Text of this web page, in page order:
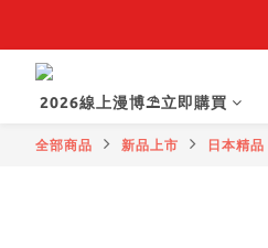
2026線上漫博⛱️立即購買
全部商品 新品上市 日本精品